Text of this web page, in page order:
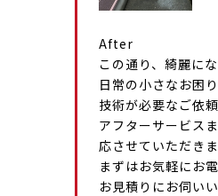
After
この通り、綺麗に
日常の小さなお困
技術が必要なご依頼
アフターサービス
応させていただきま
まずはお気軽にお
お見積りにお伺いい